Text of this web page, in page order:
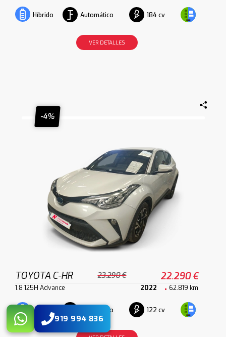
Híbrido Automático 184 cv
VER DETALLES
-4%
TOYOTA C-HR 23.290 € 22.290 €
1.8 125H Advance 2022 62.819 km
Híbrido Automático 122 cv
919 994 836